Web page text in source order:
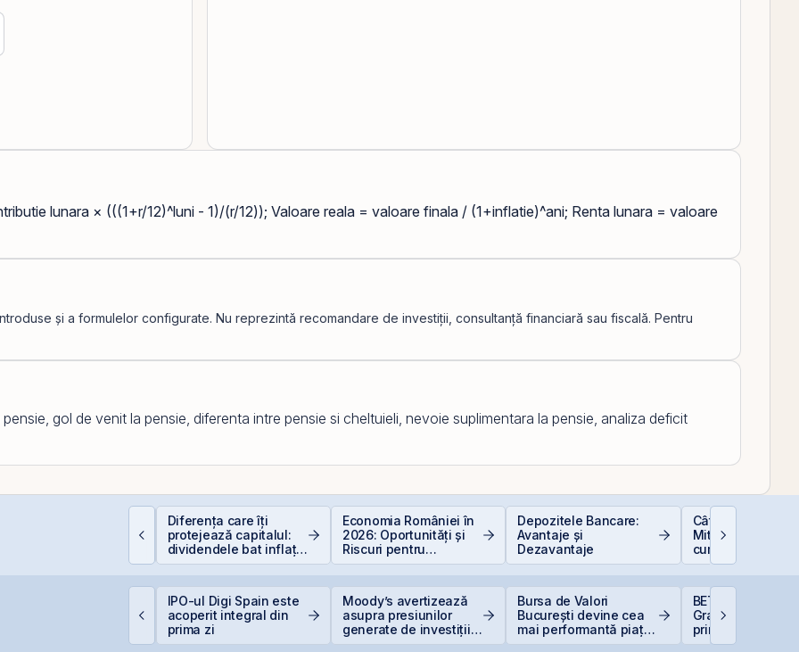
lunara × (((1+r/12)^luni - 1)/(r/12)); Valoare reala = valoare finala / (1+inflatie)^ani; Renta lunara = valoare
și a formulelor configurate. Nu reprezintă recomandare de investiții, consultanță financiară sau fiscală. Pentru
gol de venit la pensie, diferenta intre pensie si cheltuieli, nevoie suplimentara la pensie, analiza deficit
Diferența care îți
protejează capitalul:
dividendele bat inflația
(+5% vs. −6%)
Economia României în
2026: Oportunități și
Riscuri pentru
Investitori
Depozitele Bancare:
Avantaje și
Dezavantaje
Cât de sigură e
Mituri, riscuri
cum să investești
inteligent
IPO-ul Digi Spain este
acoperit integral din
prima zi
Moody’s avertizează
asupra presiunilor
generate de investițiile
Bursa de Valori
București devine cea
mai performantă piață
BET urcă 2,37%,
Graffiti Plus
prima agenție de
comunicare